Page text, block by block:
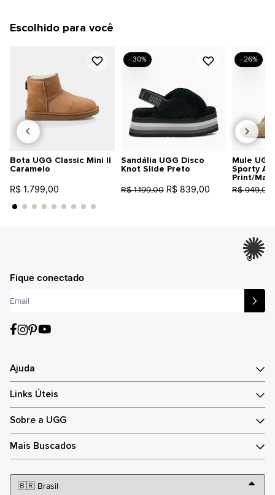
Escolhido para você
Bota UGG Classic Mini II
Caramelo
R$ 1.799,00
Sandália UGG Disco
Knot Slide Preto
R$ 1.199,00 R$ 839,00
- 30%
Mule
Sporty
Print/
R$ 949,00
- 26%
®
Fique conectado
Ajuda
Links Úteis
Sobre a UGG
Mais Buscados